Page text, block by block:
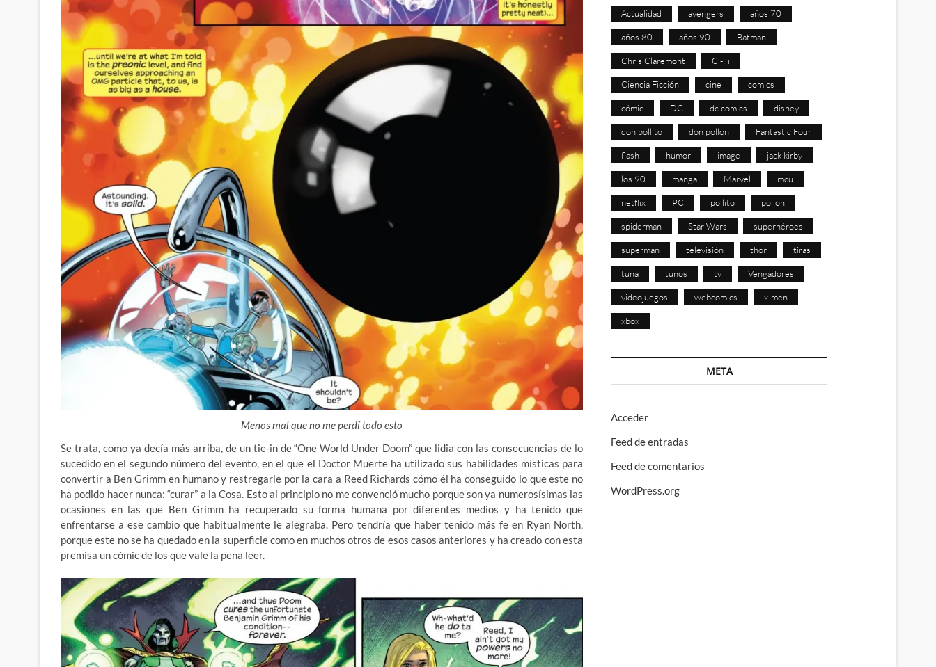
Menos mal que no me perdí todo esto
Se trata, como ya decía más arriba, de un tie-in de “One World Under Doom” que lidia con las consecuencias de lo
sucedido en el segundo número del evento, en el que el Doctor Muerte ha utilizado sus habilidades místicas para
convertir a Ben Grimm en humano y restregarle por la cara a Reed Richards cómo él ha conseguido lo que este no
ha podido hacer nunca: “curar” a la Cosa. Esto al principio no me convenció mucho porque son ya numerosísimas las
ocasiones en las que Ben Grimm ha recuperado su forma humana por diferentes medios y ha tenido que
enfrentarse a ese cambio que habitualmente le alegraba. Pero tendría que haber tenido más fe en Ryan North,
porque este no se ha quedado en la superficie como en muchos otros de esos casos anteriores y ha creado con esta
premisa un cómic de los que vale la pena leer.
Actualidad avengers años 70
años 80 años 90 Batman
Chris Claremont Ci-Fi
Ciencia Ficción cine comics
cómic DC dc comics disney
don pollito don pollon Fantastic Four
flash humor image jack kirby
los 90 manga Marvel mcu
netflix PC pollito pollon
spiderman Star Wars superhéroes
superman televisión thor tiras
tuna tunos tv Vengadores
videojuegos webcomics x-men
xbox
META
Acceder
Feed de entradas
Feed de comentarios
WordPress.org